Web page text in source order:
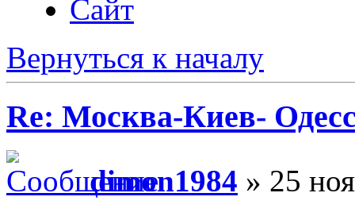
Сайт
Вернуться к началу
Re: Москва-Киев-
dimon1984 » 25